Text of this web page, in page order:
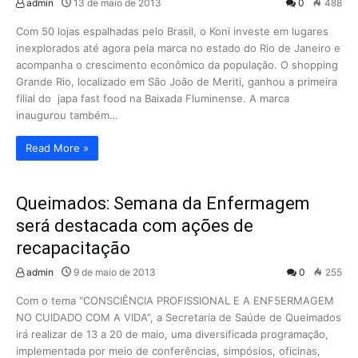
admin 13 de maio de 2013 0 488
Com 50 lojas espalhadas pelo Brasil, o Koni investe em lugares
inexplorados até agora pela marca no estado do Rio de Janeiro e
acompanha o crescimento econômico da população. O shopping
Grande Rio, localizado em São João de Meriti, ganhou a primeira
filial do japa fast food na Baixada Fluminense. A marca
inaugurou também…
Read More »
Queimados: Semana da Enfermagem
será destacada com ações de
recapacitação
admin 9 de maio de 2013 0 255
Com o tema “CONSCIÊNCIA PROFISSIONAL E A ENF5ERMAGEM
NO CUIDADO COM A VIDA”, a Secretaria de Saúde de Queimados
irá realizar de 13 a 20 de maio, uma diversificada programação,
implementada por meio de conferências, simpósios, oficinas,